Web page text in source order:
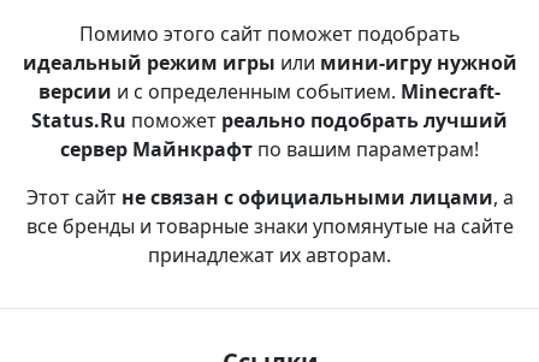
Помимо этого сайт поможет подобрать
идеальный режим игры или мини-игру нужной
версии и с определенным событием. Minecraft-
Status.Ru поможет реально подобрать лучший
сервер Майнкрафт по вашим параметрам!
Этот сайт не связан с официальными лицами, а
все бренды и товарные знаки упомянутые на сайте
принадлежат их авторам.